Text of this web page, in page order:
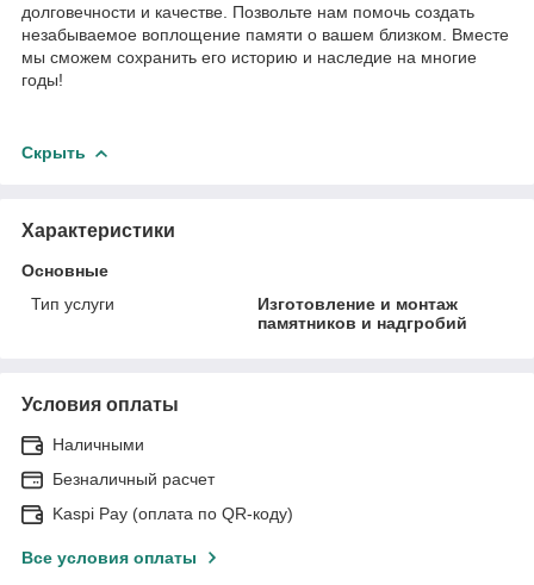
долговечности и качестве. Позвольте нам помочь создать
незабываемое воплощение памяти о вашем близком. Вместе
мы сможем сохранить его историю и наследие на многие
годы!
Скрыть
Характеристики
Основные
Тип услуги
Изготовление и монтаж
памятников и надгробий
Условия оплаты
Наличными
Безналичный расчет
Kaspi Pay (оплата по QR-коду)
Все условия оплаты